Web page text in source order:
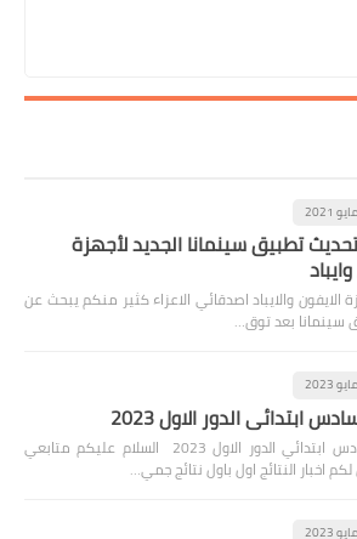
تطبيق سينمانا الجديد لأجهزة
الايفون والايباد اصدقائي الاعزاء كثير منكم يبحث عن
سينمانا بعد توق…
ابتدائي الدور الاول 2023
نتائج السادس ابتدائي الدور الاول 2023 السلام عليكم متابعي
اخبار النتائج اول باول نتائج جمي…